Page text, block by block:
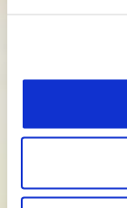
Cerchi
creare
esigenze.